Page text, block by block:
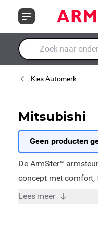
Waar ben je naar op
Kies Automerk
Mitsubishi
Geen producten
De ArmSter™
concept met comfort,
kernwoorden. Door vakkundige specialisten is voor
Lees meer